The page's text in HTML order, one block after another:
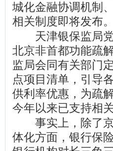
城化金融协调机制
相关制度即将发布。
天津银保监局党
北京非首都功能疏
监局会同有关部门
点项目清单，引导
供利率优惠，为疏
今年以来已支持相
事实上，除了京
体化方面，银行保